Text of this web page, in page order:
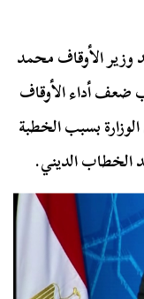
السيسي في 2016م انتقد وزير الأوقاف محمد
ضعف أداء الأوقاف
بسبب الخطبة
الخطاب الديني.